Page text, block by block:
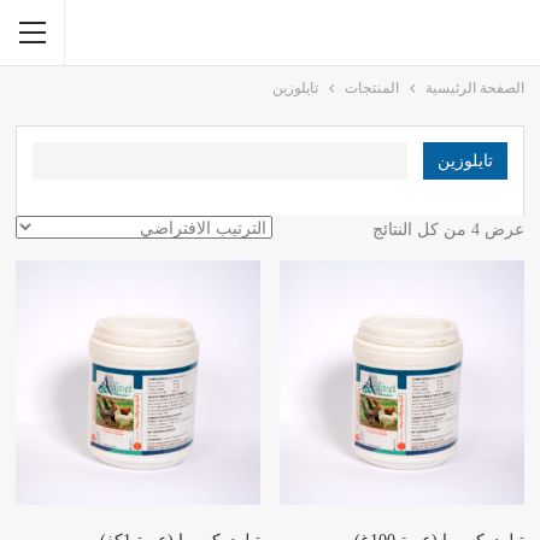
الصفحة الرئيسية المنتجات تايلوزين
تايلوزين
عرض ⁦4⁩ من كل النتائج